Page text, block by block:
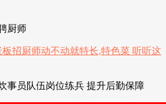
厨师
事员队伍岗位练兵 提升后勤保障